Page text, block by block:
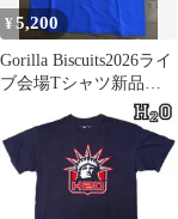
¥5,200
Gorilla Biscuits2026ライ
ブ会場Tシャツ新品未